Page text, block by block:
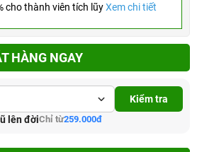
cho thành viên tích lũyXem chi tiết
HÀNG NGAY
Kiểm tra
lên đờiChỉ từ259.000đ